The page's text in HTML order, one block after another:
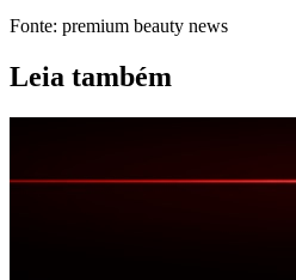
Fonte: premium beauty news
Leia também